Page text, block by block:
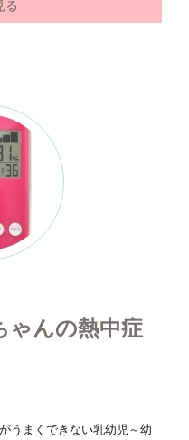
る
ゃんの熱中症
うまくできない乳幼児～幼